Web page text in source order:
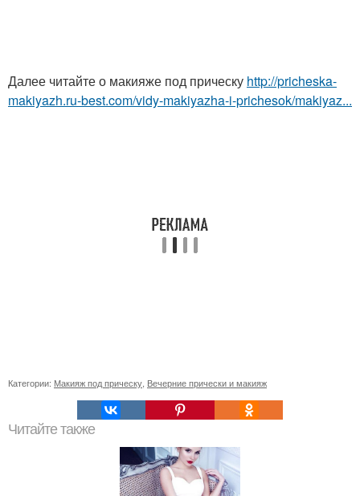
Далее читайте о макияже под прическу http://pricheska-
makiyazh.ru-best.com/vidy-makiyazha-i-prichesok/makiyaz...
Категории: Макияж под прическу Вечерние прически и макияж
Читайте также